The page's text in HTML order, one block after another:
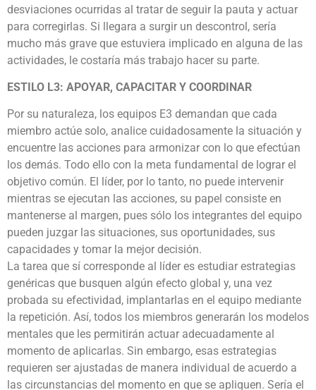
desviaciones ocurridas al tratar de seguir la pauta y actuar
para corregirlas. Si llegara a surgir un descontrol, sería
mucho más grave que estuviera implicado en alguna de las
actividades, le costaría más trabajo hacer su parte.
ESTILO L3: APOYAR, CAPACITAR Y COORDINAR
Por su naturaleza, los equipos E3 demandan que cada
miembro actúe solo, analice cuidadosamente la situación y
encuentre las acciones para armonizar con lo que efectúan
los demás. Todo ello con la meta fundamental de lograr el
objetivo común. El líder, por lo tanto, no puede intervenir
mientras se ejecutan las acciones, su papel consiste en
mantenerse al margen, pues sólo los integrantes del equipo
pueden juzgar las situaciones, sus oportunidades, sus
capacidades y tomar la mejor decisión.
La tarea que sí corresponde al líder es estudiar estrategias
genéricas que busquen algún efecto global y, una vez
probada su efectividad, implantarlas en el equipo mediante
la repetición. Así, todos los miembros generarán los modelos
mentales que les permitirán actuar adecuadamente al
momento de aplicarlas. Sin embargo, esas estrategias
requieren ser ajustadas de manera individual de acuerdo a
las circunstancias del momento en que se apliquen. Sería el